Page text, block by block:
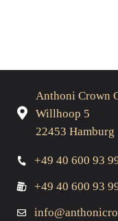
Anthoni Crown
Willhoop 5
22453 Hamburg
+49 40 600 93
+49 40 600 93